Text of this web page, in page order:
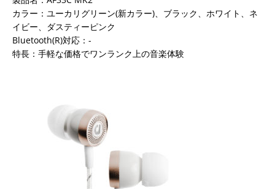
カラー：ユーカリグリーン(新カラー)、ブラック、ホワイト、ネ
イビー、ダスティーピンク
Bluetooth(R)対応：-
特長：手軽な価格でワンランク上の音楽体験